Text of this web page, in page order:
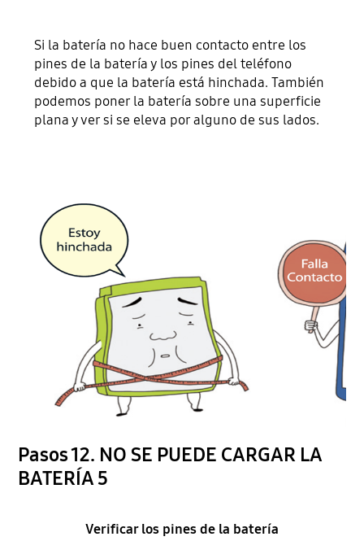
Si la batería no hace buen contacto entre los
pines de la batería y los pines del teléfono
debido a que la batería está hinchada. También
podemos poner la batería sobre una superficie
plana y ver si se eleva por alguno de sus lados.
Pasos 12. NO SE PUEDE CARGAR LA
BATERÍA 5
Verificar los pines de la batería